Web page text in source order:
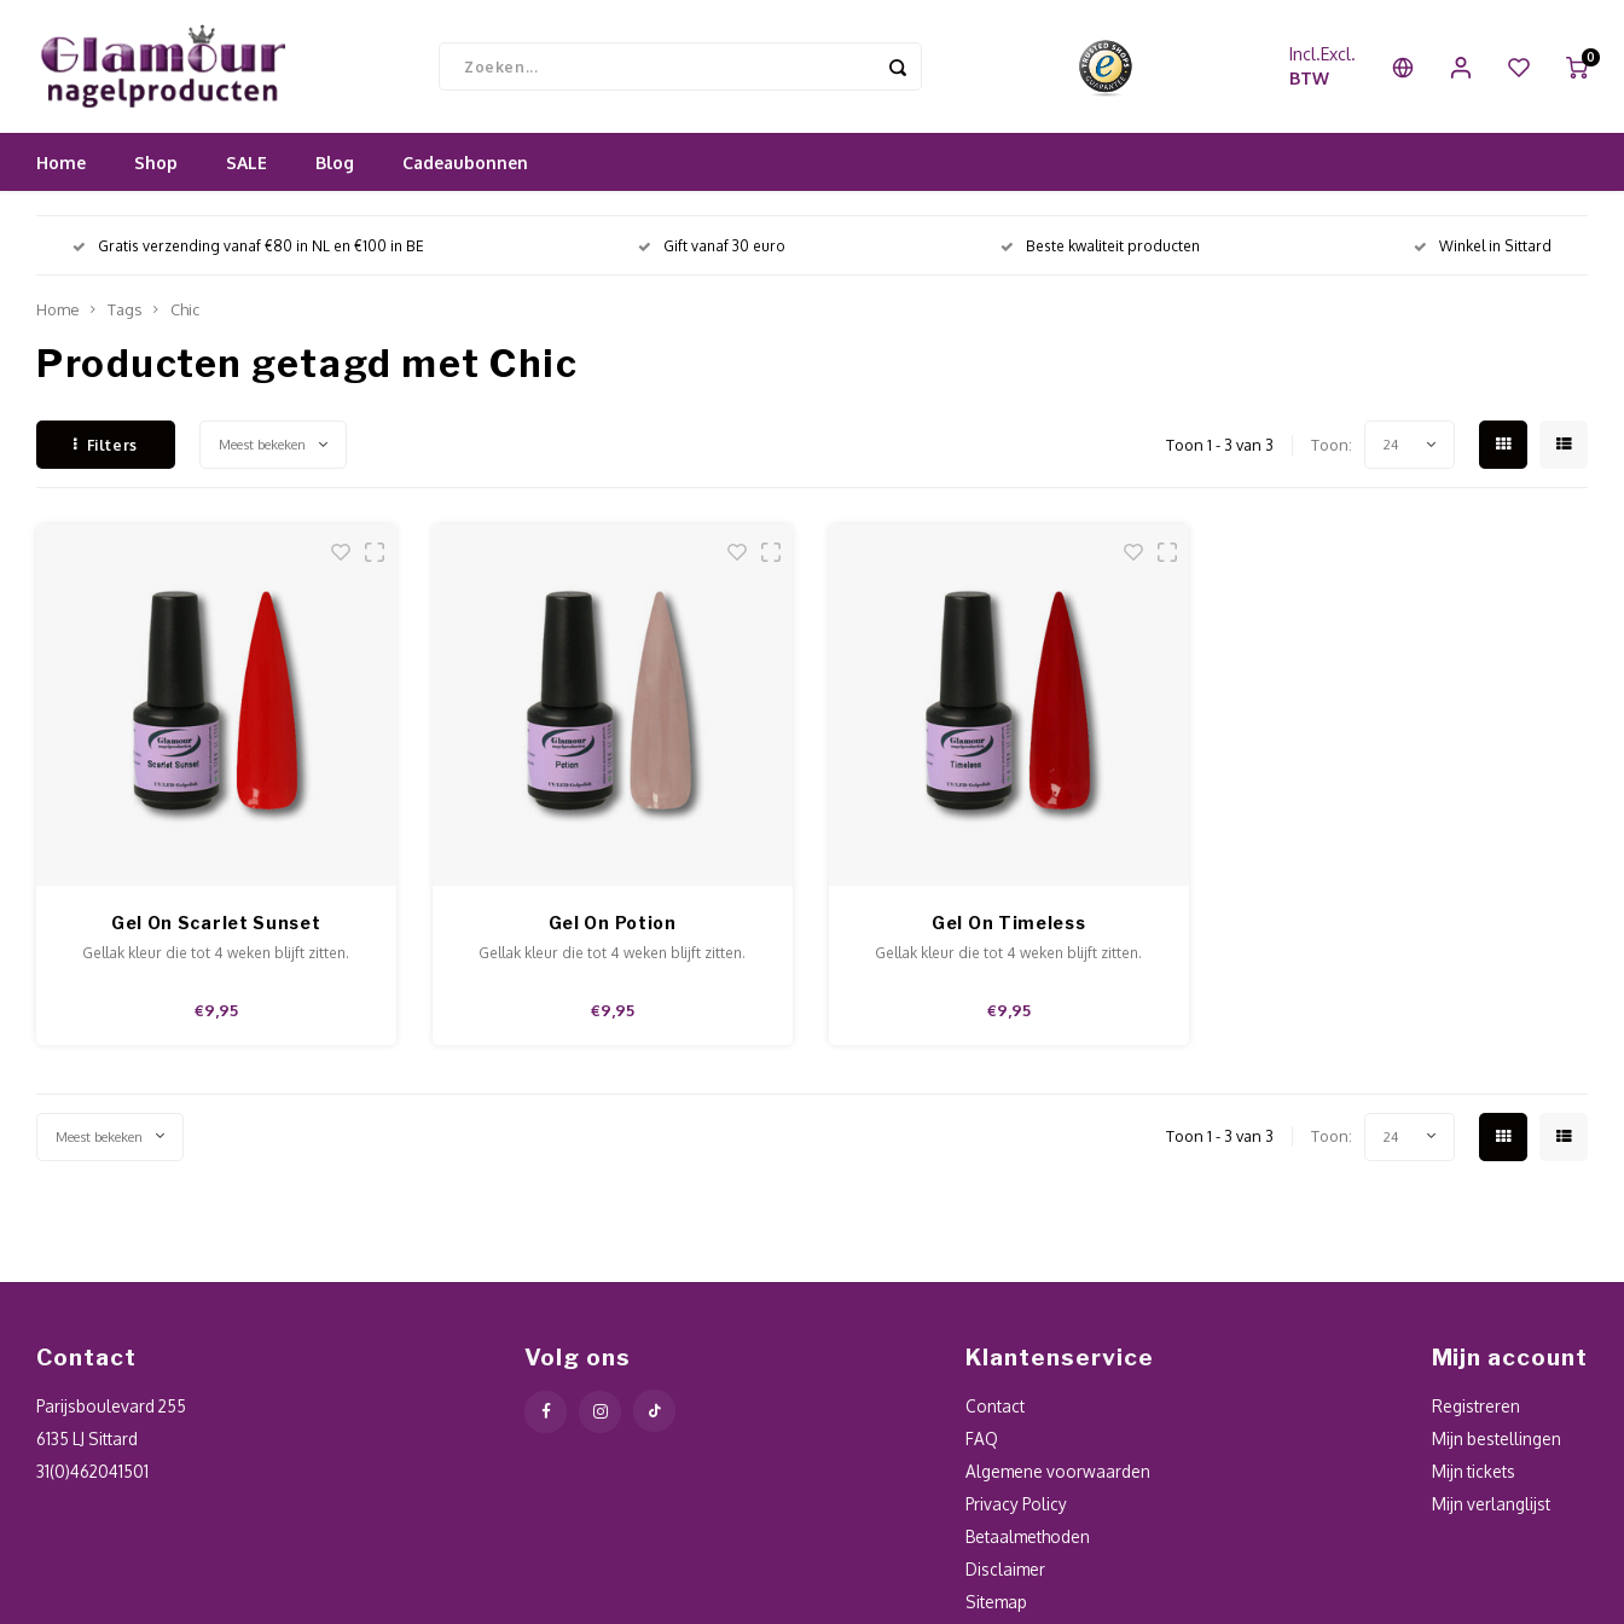
Incl.Excl.
BTW
0
Home Shop SALE Blog Cadeaubonnen
Gratis verzending vanaf €80 in NL en €100 in BE Gift vanaf 30 euro Beste kwaliteit producten Winkel in Sittard
Home Tags Chic
Producten getagd met Chic
Filters Meest bekeken Toon 1 - 3 van 3 Toon: 24
Gel On Scarlet Sunset
Gellak kleur die tot 4 weken blijft zitten.
€9,95
Gel On Potion
Gellak kleur die tot 4 weken blijft zitten.
€9,95
Gel On Timeless
Gellak kleur die tot 4 weken blijft zitten.
€9,95
Meest bekeken Toon 1 - 3 van 3 Toon: 24
Contact
Parijsboulevard 255
6135 LJ Sittard
31(0)462041501
Volg ons Klantenservice
Contact
FAQ
Algemene voorwaarden
Privacy Policy
Betaalmethoden
Disclaimer
Sitemap
Mijn account
Registreren
Mijn bestellingen
Mijn tickets
Mijn verlanglijst